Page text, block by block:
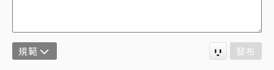
規範 發布